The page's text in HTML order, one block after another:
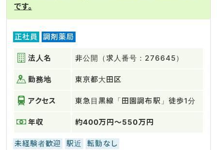
です。
正社員 調剤薬局
法人名 非公開（求人番号：276645）
勤務地 東京都大田区
アクセス 東急目黒線「田園調布駅」徒歩1分
年収 約400万円～550万円
未経験者歓迎 駅近 転勤なし